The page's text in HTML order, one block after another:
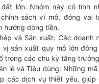
lớn. Nhóm này có tính
sách vĩ mô, đóng vai
hướng dòng tiền.
và Sản xuất: Các doanh
vị sản xuất quy mô lớn
trong các chu kỳ tăng
lẻ và Tiêu dùng: Những
các dịch vụ thiết yếu, giúp